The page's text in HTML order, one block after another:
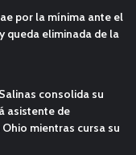
por la mínima ante el
queda eliminada de la
consolida su
asistente de
mientras cursa su